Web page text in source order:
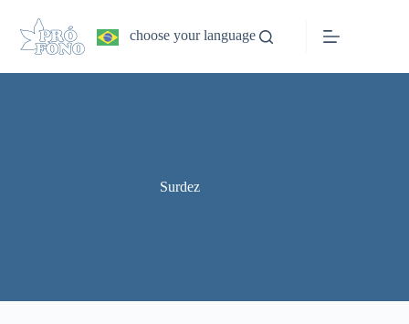
conteúdo
choose your language
Surdez